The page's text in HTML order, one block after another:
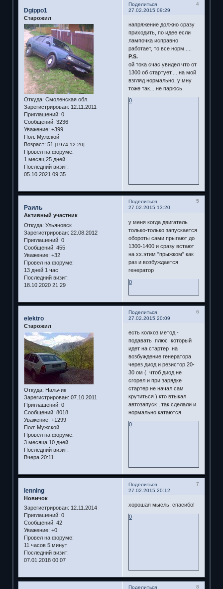
Поделиться
4
27.02.2015 09:29
Dgippo1
Старожил
Откуда: Смоленская обл.
Зарегистрирован: 12.11.2011
Приглашений: 0
Сообщений: 3236
Уважение: +399
Пол: Мужской
Возраст: 51 [1974-12-20]
Провел на форуме:
1 месяц 25 дней
Последний визит:
05.10.2021 09:35
напряжение должно сразу
приходить, по идее если
лампочка исправно
работает, то все норм.....
P.S.
ой тока счас увидел что от
1300 об стартует.... на мой
взгляд нормально, у мну
тоже так... не парюсь
0
Поделиться
5
27.02.2015 13:20
Раиль
Активный участник
Откуда: Ульяновск
Зарегистрирован: 22.08.2012
Приглашений: 0
Сообщений: 455
Уважение: +32
Провел на форуме:
13 дней 1 час
Последний визит:
18.10.2020 21:29
у меня когда двигатель
только-только запускается
обороты сами прыгают до
1300-1400 и сразу встают
на хх.этим "прыжком" как
раз и возбуждается
генератор
0
Поделиться
6
27.02.2015 20:09
elektro
Старожил
Откуда: Нальчик
Зарегистрирован: 07.10.2011
Приглашений: 0
Сообщений: 8018
Уважение: +1299
Пол: Мужской
Провел на форуме:
3 месяца 10 дней
Последний визит:
Вчера 20:11
есть колхоз метод -
подавать плюс который
идет на стартер на
возбуждение генератора
через диод и резистор 20-
30 ом ( чтоб диод не
сгорел и при зарядке
стартер не начал сам
крутиться ) кто втыкал
автозапуск , так сделали и
нормально катаются
0
Поделиться
7
27.02.2015 20:12
lenning
Новичок
Зарегистрирован: 12.11.2014
Приглашений: 0
Сообщений: 42
Уважение: +0
Провел на форуме:
11 часов 5 минут
Последний визит:
07.01.2018 00:07
хорошая мысль, спасибо!
0
Поделиться
8